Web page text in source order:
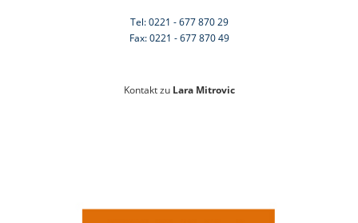
Tel: 0221 - 677 870 29
Fax: 0221 - 677 870 49
Kontakt zu Lara Mitrovic